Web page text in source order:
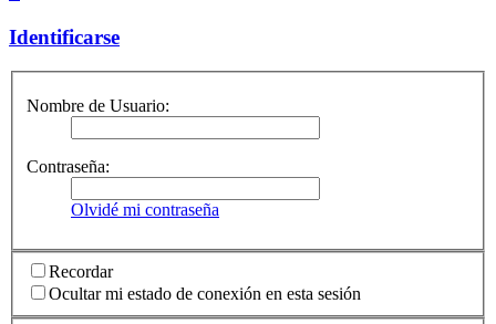
Identificarse
Nombre de Usuario:
Contraseña:
Olvidé mi contraseña
Recordar
Ocultar mi estado de conexión en esta sesión